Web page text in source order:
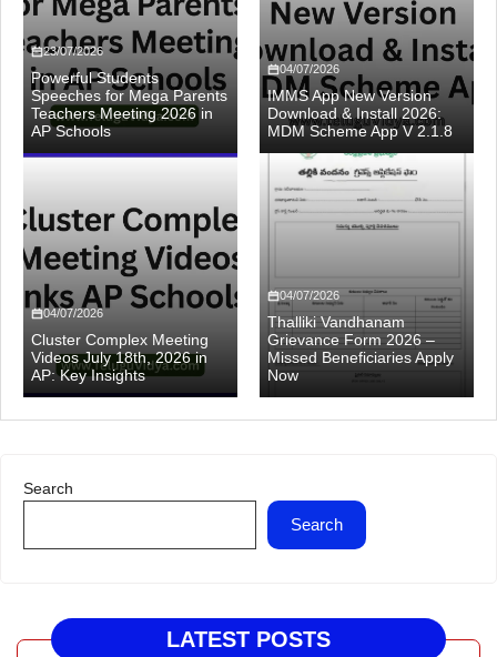
23/07/2026
Powerful Students
Speeches for Mega Parents
Teachers Meeting 2026 in
AP Schools
04/07/2026
IMMS App New Version
Download & Install 2026:
MDM Scheme App V 2.1.8
04/07/2026
Cluster Complex Meeting
Videos July 18th, 2026 in
AP: Key Insights
04/07/2026
Thalliki Vandhanam
Grievance Form 2026 –
Missed Beneficiaries Apply
Now
Search
Search
LATEST POSTS